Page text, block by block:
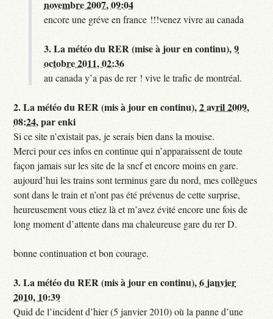
novembre 2007, 09:04
encore une gréve en france !!!venez vivre au canada
3.La météo du RER (mise à jour en continu),9
octobre 2011, 02:36
au canada y’a pas de rer ! vive le trafic de montréal.
2.La météo du RER (mis à jour en continu),2 avril 2009,
08:24,parenki
Si ce site n’existait pas, je serais bien dans la mouise.
Merci pour ces infos en continue qui n’apparaissent de toute
façon jamais sur les site de la sncf et encore moins en gare.
aujourd’hui les trains sont terminus gare du nord, mes collègues
sont dans le train et n’ont pas été prévenus de cette surprise,
heureusement vous etiez là et m’avez évité encore une fois de
long moment d’attente dans ma chaleureuse gare du rer D.
bonne continuation et bon courage.
3.La météo du RER (mis à jour en continu),6 janvier
2010, 10:39
Quid de l’incident d’hier (5 janvier 2010) où la panne d’une